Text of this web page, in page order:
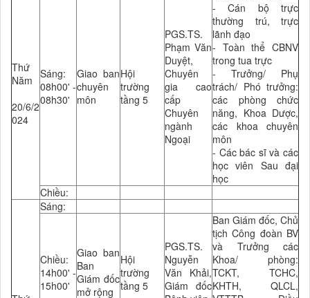
Thứ
Năm
20/6/2
024
Sáng:
08h00' -
08h30'
Giao ban
chuyên
môn
Hội
trường
tầng 5
PGS.TS.
Phạm Văn
Duyệt,
Chuyên
gia cao
cấp
Chuyên
ngành
Ngoại
- Cán bộ trực
thường trú, trực
lãnh đạo
- Toàn thể CBNV
trong tua trực
- Trưởng/ Phụ
trách/ Phó trưởng:
các phòng chức
năng, Khoa Dược,
các khoa chuyên
môn
- Các bác sĩ và các
học viên Sau đại
học
Chiều:
Sáng:
Chiều:
14h00' -
15h00'
Giao ban
Ban
Giám đốc
mở rộng
Hội
trường
tầng 5
PGS.TS.
Nguyễn
Văn Khải,
Giám đốc
Ban Giám đốc, Chủ
tịch Công đoàn BV
và Trưởng các
Khoa/ phòng:
TCKT, TCHC,
KHTH, QLCL,